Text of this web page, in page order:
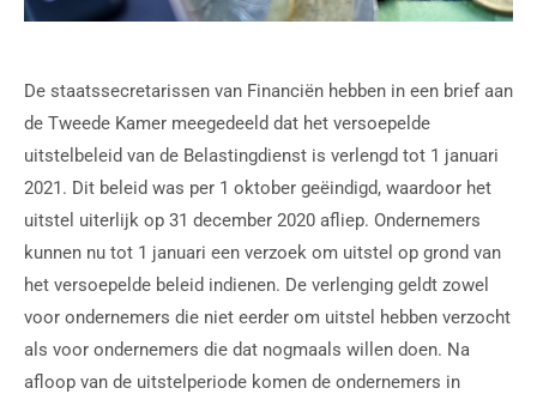
De staatssecretarissen van Financiën hebben in een brief aan
de Tweede Kamer meegedeeld dat het versoepelde
uitstelbeleid van de Belastingdienst is verlengd tot 1 januari
2021. Dit beleid was per 1 oktober geëindigd, waardoor het
uitstel uiterlijk op 31 december 2020 afliep. Ondernemers
kunnen nu tot 1 januari een verzoek om uitstel op grond van
het versoepelde beleid indienen. De verlenging geldt zowel
voor ondernemers die niet eerder om uitstel hebben verzocht
als voor ondernemers die dat nogmaals willen doen. Na
afloop van de uitstelperiode komen de ondernemers in